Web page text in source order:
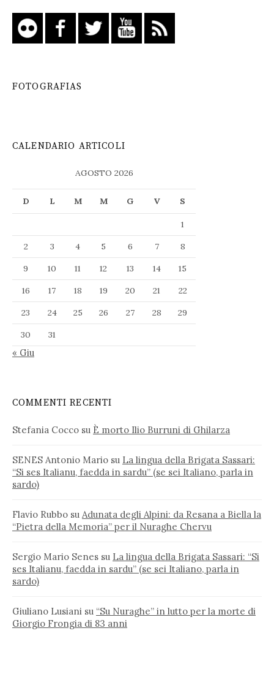
FOTOGRAFIAS
CALENDARIO ARTICOLI
AGOSTO 2026
D L M M G V S
1
2
3 4 5 6 7
8
9
10 11 12 13 14
15
16
17 18 19 20 21
22
23
24 25 26 27 28
29
30
31
« Giu
COMMENTI RECENTI
Stefania Cocco su È morto Ilio Burruni di Ghilarza
SENES Antonio Mario su La lingua della Brigata Sassari:
“Si ses Italianu, faedda in sardu” (se sei Italiano, parla in
sardo)
Flavio Rubbo su Adunata degli Alpini: da Resana a Biella la
“Pietra della Memoria” per il Nuraghe Chervu
Sergio Mario Senes su La lingua della Brigata Sassari: “Si
ses Italianu, faedda in sardu” (se sei Italiano, parla in
sardo)
Giuliano Lusiani su “Su Nuraghe” in lutto per la morte di
Giorgio Frongia di 83 anni